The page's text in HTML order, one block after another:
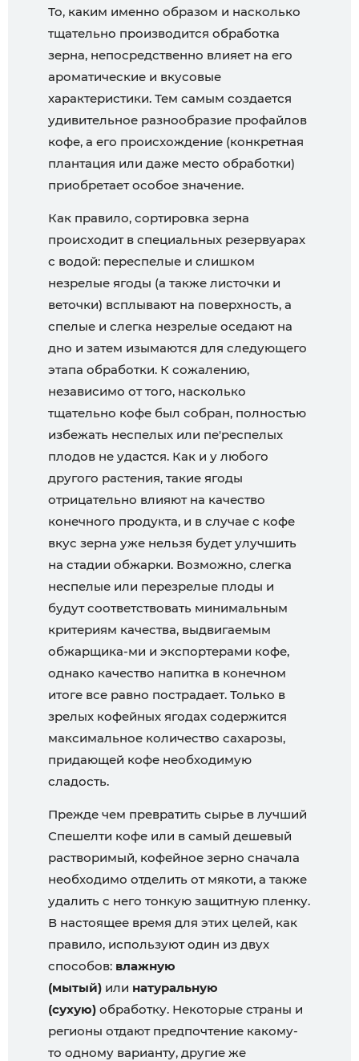
То, каким именно образом и насколько
тщательно производится обработка
зерна, непосредственно влияет на его
ароматические и вкусовые
характеристики. Тем самым создается
удивительное разнообразие профайлов
кофе, а его происхождение (конкретная
плантация или даже место обработки)
приобретает особое значение.
Как правило, сортировка зерна
происходит в специальных резервуарах
с водой: переспелые и слишком
незрелые ягоды (а также листочки и
веточки) всплывают на поверхность, а
спелые и слегка незрелые оседают на
дно и затем изымаются для следующего
этапа обработки. К сожалению,
независимо от того, насколько
тщательно кофе был собран, полностью
избежать неспелых или пе'респелых
плодов не удастся. Как и у любого
другого растения, такие ягоды
отрицательно влияют на качество
конечного продукта, и в случае с кофе
вкус зерна уже нельзя будет улучшить
на стадии обжарки. Возможно, слегка
неспелые или перезрелые плоды и
будут соответствовать минимальным
критериям качества, выдвигаемым
обжарщика-ми и экспортерами кофе,
однако качество напитка в конечном
итоге все равно пострадает. Только в
зрелых кофейных ягодах содержится
максимальное количество сахарозы,
придающей кофе необходимую
сладость.
Прежде чем превратить сырье в лучший
Спешелти кофе или в самый дешевый
растворимый, кофейное зерно сначала
необходимо отделить от мякоти, а также
удалить с него тонкую защитную пленку.
В настоящее время для этих целей, как
правило, используют один из двух
способов: влажную
(мытый) или натуральную
(сухую) обработку. Некоторые страны и
регионы отдают предпочтение какому-
то одному варианту, другие же